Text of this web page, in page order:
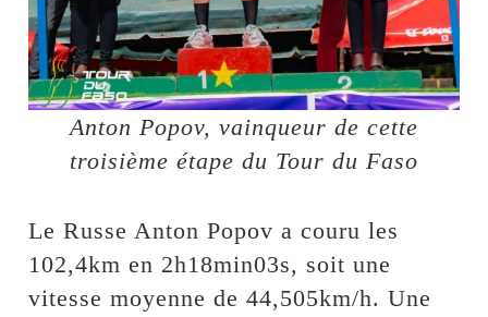
Anton Popov, vainqueur de cette
troisième étape du Tour du Faso
Le Russe Anton Popov a couru les
102,4km en 2h18min03s, soit une
vitesse moyenne de 44,505km/h. Une